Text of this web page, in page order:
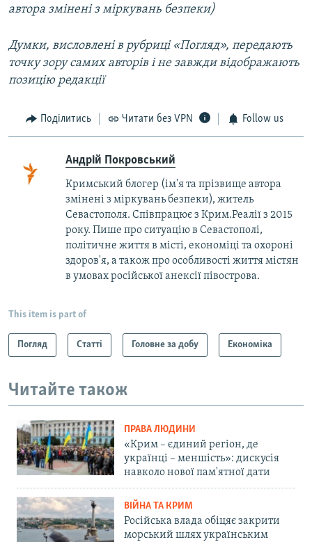
автора змінені з міркувань безпеки)
Думки, висловлені в рубриці «Погляд», передають
точку зору самих авторів і не завжди відображають
позицію редакції
Поділитись Читати без VPN Follow us
Андрій Покровський
Кримський блогер (ім'я та прізвище автора
змінені з міркувань безпеки), житель
Севастополя. Співпрацює з Крим.Реалії з 2015
року. Пише про ситуацію в Севастополі,
політичне життя в місті, економіці та охороні
здоров'я, а також про особливості життя містян
в умовах російської анексії півострова.
This item is part of
Погляд Статті Головне за добу Економіка
Читайте також
ПРАВА ЛЮДИНИ
«Крим – єдиний регіон, де
українці – меншість»: дискусія
навколо нової пам'ятної дати
ВІЙНА ТА КРИМ
Російська влада обіцяє закрити
морський шлях українським